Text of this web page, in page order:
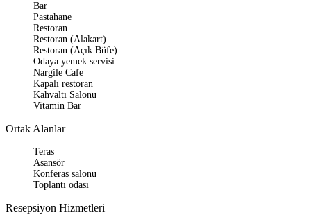
Bar
Pastahane
Restoran
Restoran (Alakart)
Restoran (Açık Büfe)
Odaya yemek servisi
Nargile Cafe
Kapalı restoran
Kahvaltı Salonu
Vitamin Bar
Ortak Alanlar
Teras
Asansör
Konferas salonu
Toplantı odası
Resepsiyon Hizmetleri